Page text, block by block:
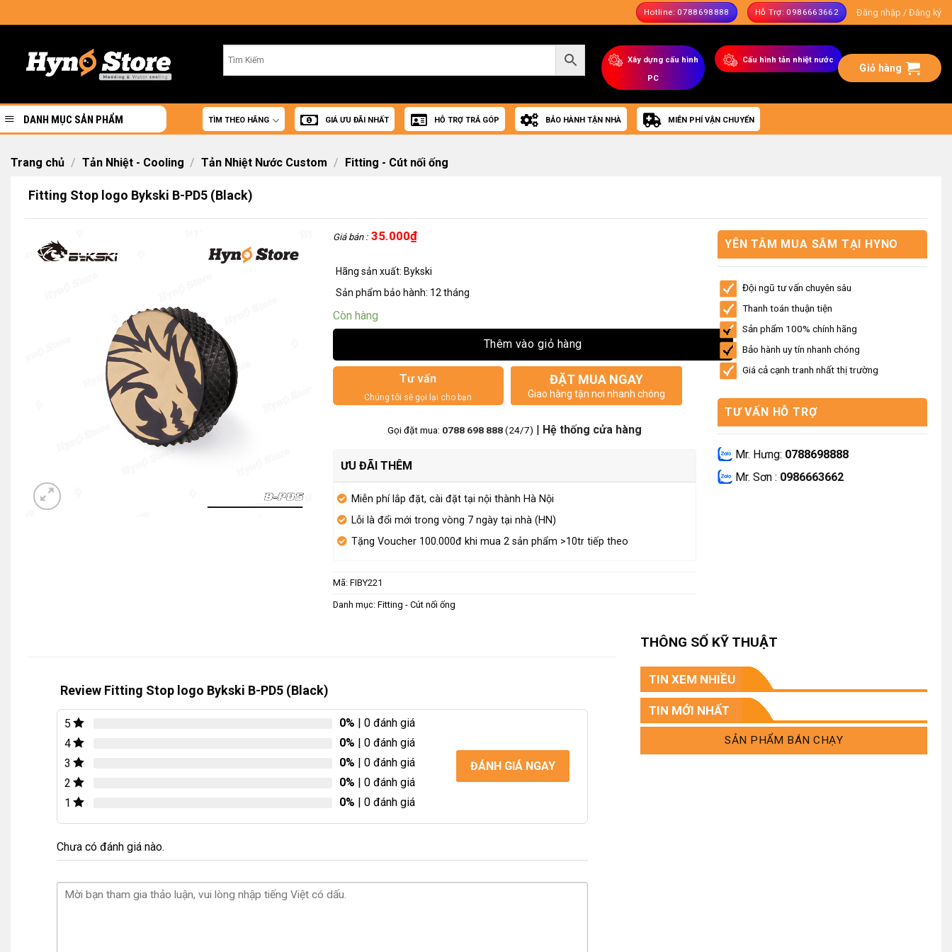
to
Hotline: 0788698888 Hỗ Trợ: 0986663662 Đăng nhập / Đăng ký
Xây dựng cấu hình
PC
Cấu hình tản nhiệt nước
Giỏ hàng
DANH MỤC SẢN PHẨM TÌM THEO HÃNG GIÁ ƯU ĐÃI NHẤT HỖ TRỢ TRẢ GÓP BẢO HÀNH TẬN NHÀ MIỄN PHÍ VẬN CHUYỂN
Trang chủ / Tản Nhiệt - Cooling / Tản Nhiệt Nước Custom / Fitting - Cút nối ống
Fitting Stop logo Bykski B-PD5 (Black)
Giá bán : 35.000₫
Hãng sản xuất: Bykski
Sản phẩm bảo hành: 12 tháng
Còn hàng
Thêm vào giỏ hàng
Tư vấn
Chúng tôi sẽ gọi lại cho bạn
ĐẶT MUA NGAY
Giao hàng tận nơi nhanh chóng
Gọi đặt mua: 0788 698 888(24/7) | Hệ thống cửa hàng
ƯU ĐÃI THÊM
Miễn phí lắp đặt, cài đặt tại nội thành Hà Nội
Lỗi là đổi mới trong vòng 7 ngày tại nhà (HN)
Tặng Voucher 100.000đ khi mua 2 sản phẩm >10tr tiếp theo
Mã: FIBY221
Danh mục: Fitting - Cút nối ống
YÊN TÂM MUA SẮM TẠI HYNO
Đội ngũ tư vấn chuyên sâu
Thanh toán thuận tiện
Sản phẩm 100% chính hãng
Bảo hành uy tín nhanh chóng
Giá cả cạnh tranh nhất thị trường
TƯ VẤN HỖ TRỢ
Mr. Hưng: 0788698888
Mr. Sơn : 0986663662
Review Fitting Stop logo Bykski B-PD5 (Black)
5 0% | 0 đánh giá
4
0% | 0 đánh giá
3
0% | 0 đánh giá
2
0% | 0 đánh giá
1
0% | 0 đánh giá
ĐÁNH GIÁ NGAY
Chưa có đánh giá nào.
THÔNG SỐ KỸ THUẬT
TIN XEM NHIỀU
TIN MỚI NHẤT
SẢN PHẨM BÁN CHẠY